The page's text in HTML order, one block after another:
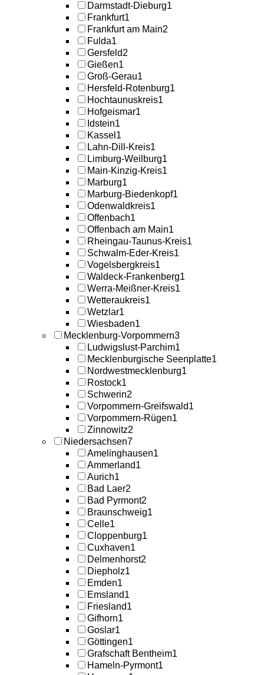
Darmstadt-Dieburg1
Frankfurt1
Frankfurt am Main2
Fulda1
Gersfeld2
Gießen1
Groß-Gerau1
Hersfeld-Rotenburg1
Hochtaunuskreis1
Hofgeismar1
Idstein1
Kassel 1
Lahn-Dill-Kreis1
Limburg-Weilburg1
Main-Kinzig-Kreis1
Marburg1
Marburg-Biedenkopf1
Odenwaldkreis1
Offenbach1
Offenbach am Main1
Rheingau-Taunus-Kreis1
Schwalm-Eder-Kreis1
Vogelsbergkreis1
Waldeck-Frankenberg1
Werra-Meißner-Kreis1
Wetteraukreis1
Wetzlar1
Wiesbaden1
Mecklenburg-Vorpommern3
Ludwigslust-Parchim1
Mecklenburgische Seenplatte1
Nordwestmecklenburg1
Rostock1
Schwerin2
Vorpommern-Greifswald1
Vorpommern-Rügen1
Zinnowitz2
Niedersachsen7
Amelinghausen1
Ammerland1
Aurich1
Bad Laer2
Bad Pyrmont2
Braunschweig1
Celle1
Cloppenburg1
Cuxhaven1
Delmenhorst2
Diepholz1
Emden1
Emsland1
Friesland1
Gifhorn1
Goslar1
Göttingen1
Grafschaft Bentheim1
Hameln-Pyrmont1